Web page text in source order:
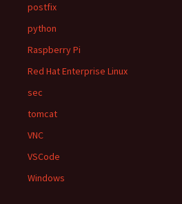
postfix
python
Raspberry Pi
Red Hat Enterprise Linux
sec
tomcat
VNC
VSCode
Windows